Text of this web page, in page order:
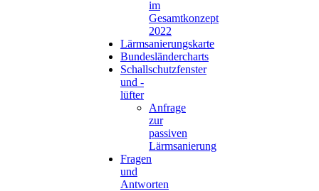
im
Gesamtkonzept
2022
Lärmsanierungskarte
Bundesländercharts
Schallschutzfenster
und -
lüfter
Anfrage
zur
passiven
Lärmsanierung
Fragen
und
Antworten